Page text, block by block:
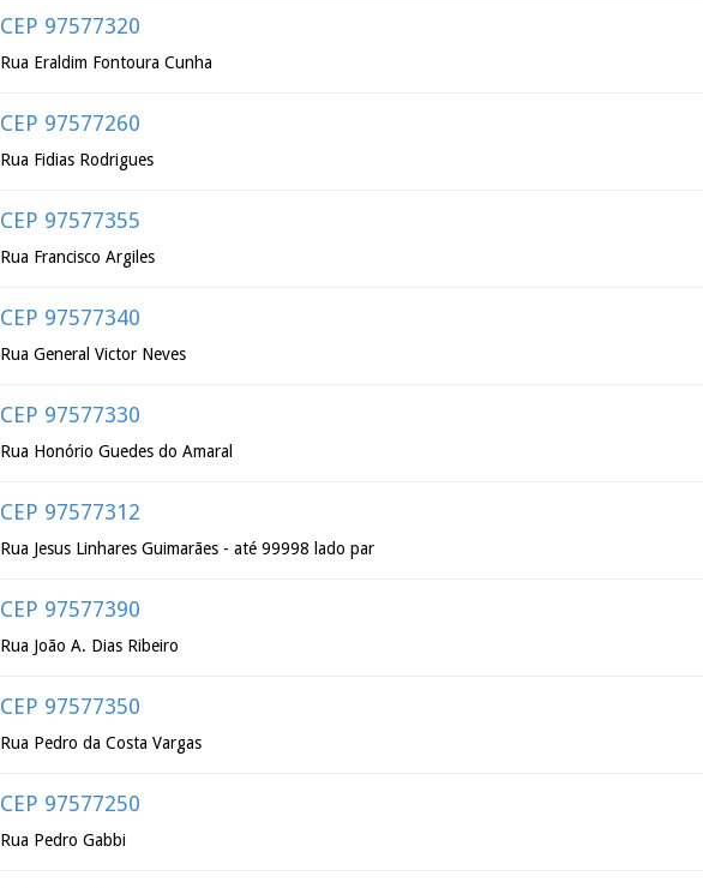
CEP 97577320
Rua Eraldim Fontoura Cunha
CEP 97577260
Rua Fidias Rodrigues
CEP 97577355
Rua Francisco Argiles
CEP 97577340
Rua General Victor Neves
CEP 97577330
Rua Honório Guedes do Amaral
CEP 97577312
Rua Jesus Linhares Guimarães - até 99998 lado par
CEP 97577390
Rua João A. Dias Ribeiro
CEP 97577350
Rua Pedro da Costa Vargas
CEP 97577250
Rua Pedro Gabbi